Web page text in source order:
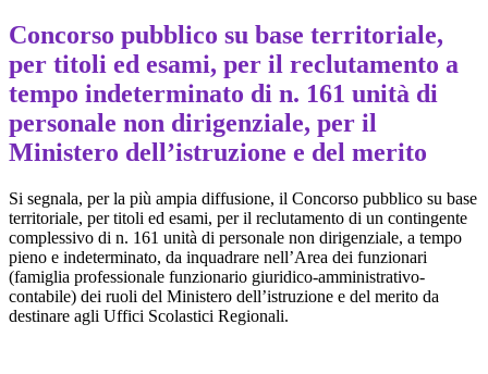
Concorso pubblico su base territoriale,
per titoli ed esami, per il reclutamento a
tempo indeterminato di n. 161 unità di
personale non dirigenziale, per il
Ministero dell’istruzione e del merito
Si segnala, per la più ampia diffusione, il Concorso pubblico su base
territoriale, per titoli ed esami, per il reclutamento di un contingente
complessivo di n. 161 unità di personale non dirigenziale, a tempo
pieno e indeterminato, da inquadrare nell’Area dei funzionari
(famiglia professionale funzionario giuridico-amministrativo-
contabile) dei ruoli del Ministero dell’istruzione e del merito da
destinare agli Uffici Scolastici Regionali.